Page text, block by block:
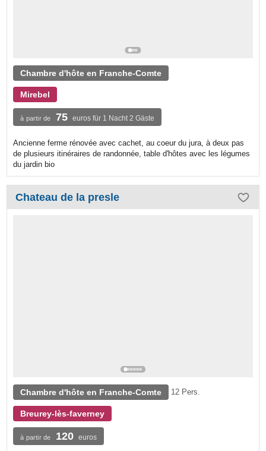
Chambre d'hôte en Franche-Comte
Mirebel
à partir de 75 euros für 1 Nacht 2 Gäste
Ancienne ferme rénovée avec cachet, au coeur du jura, à deux pas
de plusieurs itinéraires de randonnée, table d'hôtes avec les légumes
du jardin bio
Chateau de la presle
Chambre d'hôte en Franche-Comte 12 Pers.
Breurey-lès-faverney
à partir de 120 euros